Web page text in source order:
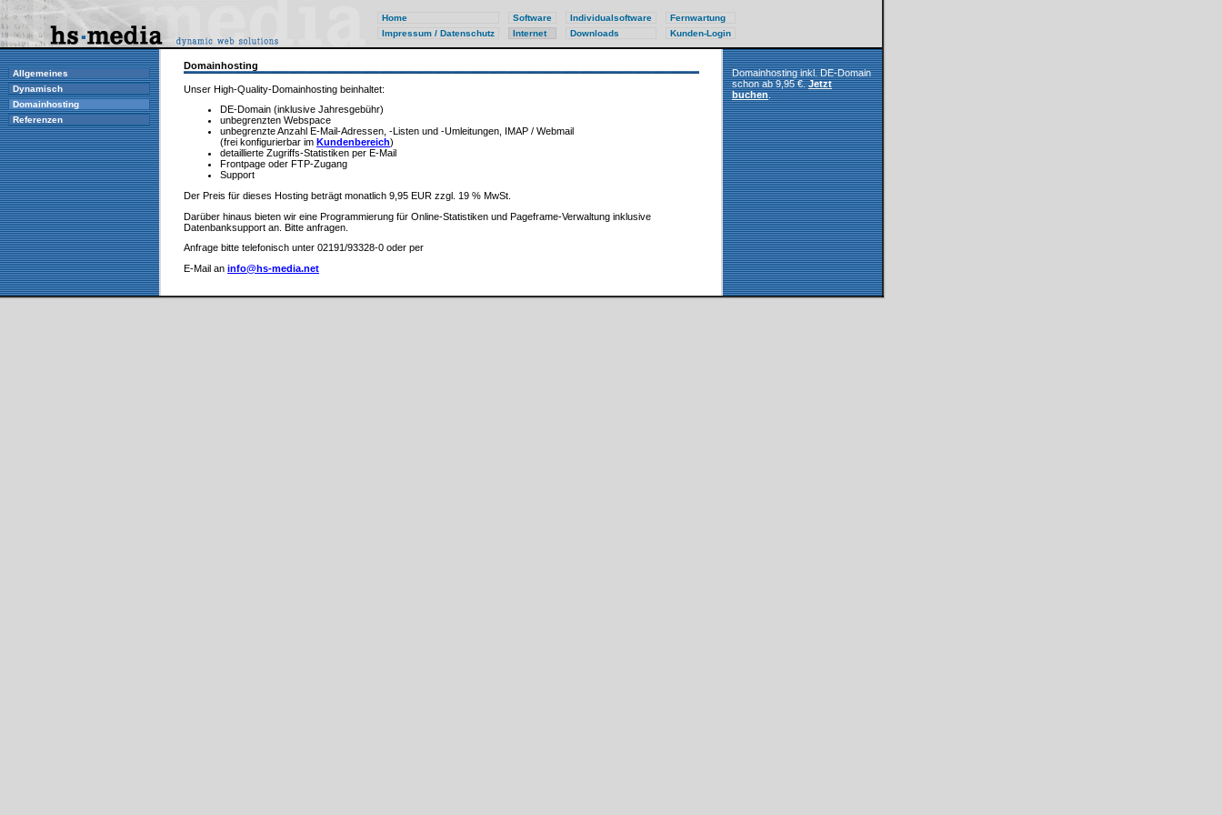
Home Software Individualsoftware
Fernwartung
Impressum / Datenschutz
Internet Downloads Kunden-Login
Allgemeines
Dynamisch
Domainhosting
Referenzen
Domainhosting
Unser High-Quality-Domainhosting beinhaltet:
DE-Domain (inklusive Jahresgebühr)
unbegrenzten Webspace
unbegrenzte Anzahl E-Mail-Adressen, -Listen und -Umleitungen, IMAP / Webmail
(frei konfigurierbar im Kundenbereich)
detaillierte Zugriffs-Statistiken per E-Mail
Frontpage oder FTP-Zugang
Support
Der Preis für dieses Hosting beträgt monatlich 9,95 EUR zzgl. 19 % MwSt.
Darüber hinaus bieten wir eine Programmierung für Online-Statistiken und Pageframe-Verwaltung inklusive
Datenbanksupport an. Bitte anfragen.
Anfrage bitte telefonisch unter 02191/93328-0 oder per
E-Mail an info@hs-media.net
Domainhosting inkl. DE-Domain
schon ab 9,95 €.Jetzt
buchen.